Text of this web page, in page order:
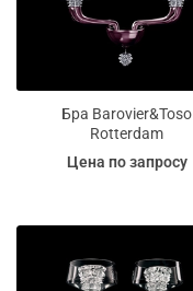
Бра Barovier&Toso
Rotterdam
Цена по запросу